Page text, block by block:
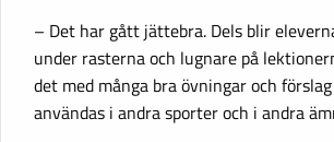
– Det har gått jättebra. Dels blir
under rasterna och lugnare på
det med många bra övningar och
användas i andra sporter och i andra